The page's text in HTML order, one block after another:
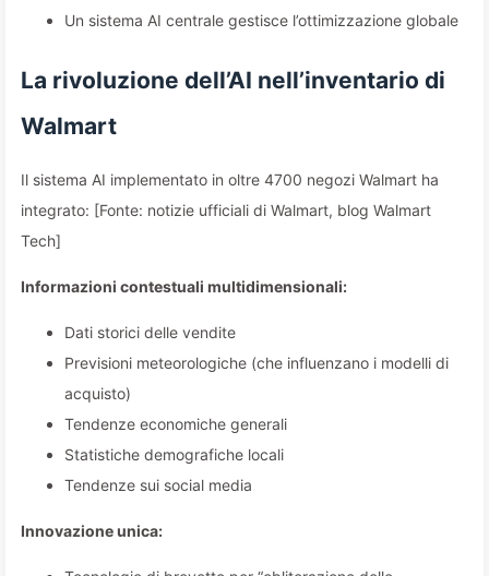
Un sistema AI centrale gestisce l’ottimizzazione globale
La rivoluzione dell’AI nell’inventario di
Walmart
Il sistema AI implementato in oltre 4700 negozi Walmart ha
integrato: [Fonte: notizie ufficiali di Walmart, blog Walmart
Tech]
Informazioni contestuali multidimensionali:
Dati storici delle vendite
Previsioni meteorologiche (che influenzano i modelli di
acquisto)
Tendenze economiche generali
Statistiche demografiche locali
Tendenze sui social media
Innovazione unica: